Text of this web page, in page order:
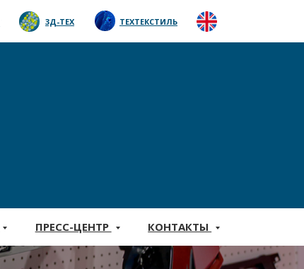
3Д-ТЕХ ТЕХТЕКСТИЛЬ
ПРЕСС-ЦЕНТР КОНТАКТЫ